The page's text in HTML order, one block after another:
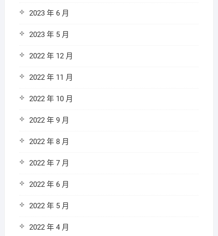
2023 年 6 月
2023 年 5 月
2022 年 12 月
2022 年 11 月
2022 年 10 月
2022 年 9 月
2022 年 8 月
2022 年 7 月
2022 年 6 月
2022 年 5 月
2022 年 4 月